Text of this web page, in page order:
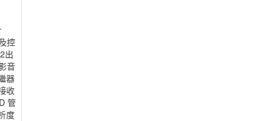
控
出
音
器
收
管
度